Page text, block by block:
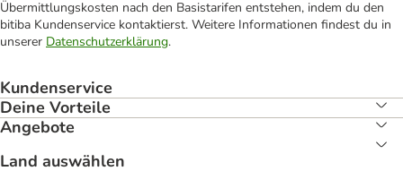
Übermittlungskosten nach den Basistarifen entstehen, indem du den
bitiba Kundenservice kontaktierst. Weitere Informationen findest du in
unserer Datenschutzerklärung.
Kundenservice
Deine Vorteile
Angebote
Land auswählen